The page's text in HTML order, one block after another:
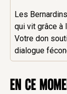
Les
qui vit grâce à
Votre don
dialogue
en ce